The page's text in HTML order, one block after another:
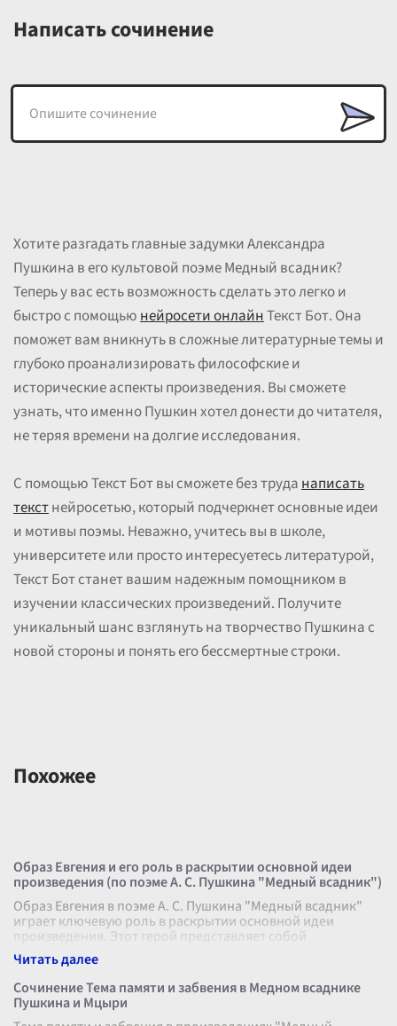
Написать сочинение
Хотите разгадать главные задумки Александра
Пушкина в его культовой поэме Медный всадник?
Теперь у вас есть возможность сделать это легко и
быстро с помощьюнейросети онлайнТекст Бот. Она
поможет вам вникнуть в сложные литературные темы и
глубоко проанализировать философские и
исторические аспекты произведения. Вы сможете
узнать, что именно Пушкин хотел донести до читателя,
не теряя времени на долгие исследования.
С помощью Текст Бот вы сможете без труданаписать
текстнейросетью, который подчеркнет основные идеи
и мотивы поэмы. Неважно, учитесь вы в школе,
университете или просто интересуетесь литературой,
Текст Бот станет вашим надежным помощником в
изучении классических произведений. Получите
уникальный шанс взглянуть на творчество Пушкина с
новой стороны и понять его бессмертные строки.
Похожее
Образ Евгения и его роль в раскрытии основной идеи
произведения (по поэме А. С. Пушкина "Медный всадник")
Образ Евгения в поэме А. С. Пушкина "Медный всадник"
играет ключевую роль в раскрытии основной идеи
произведения. Этот герой представляет собой
обыкновенного жителя Петербурга, чел
Сочинение Тема памяти и забвения в Медном всаднике
Пушкина и Мцыри